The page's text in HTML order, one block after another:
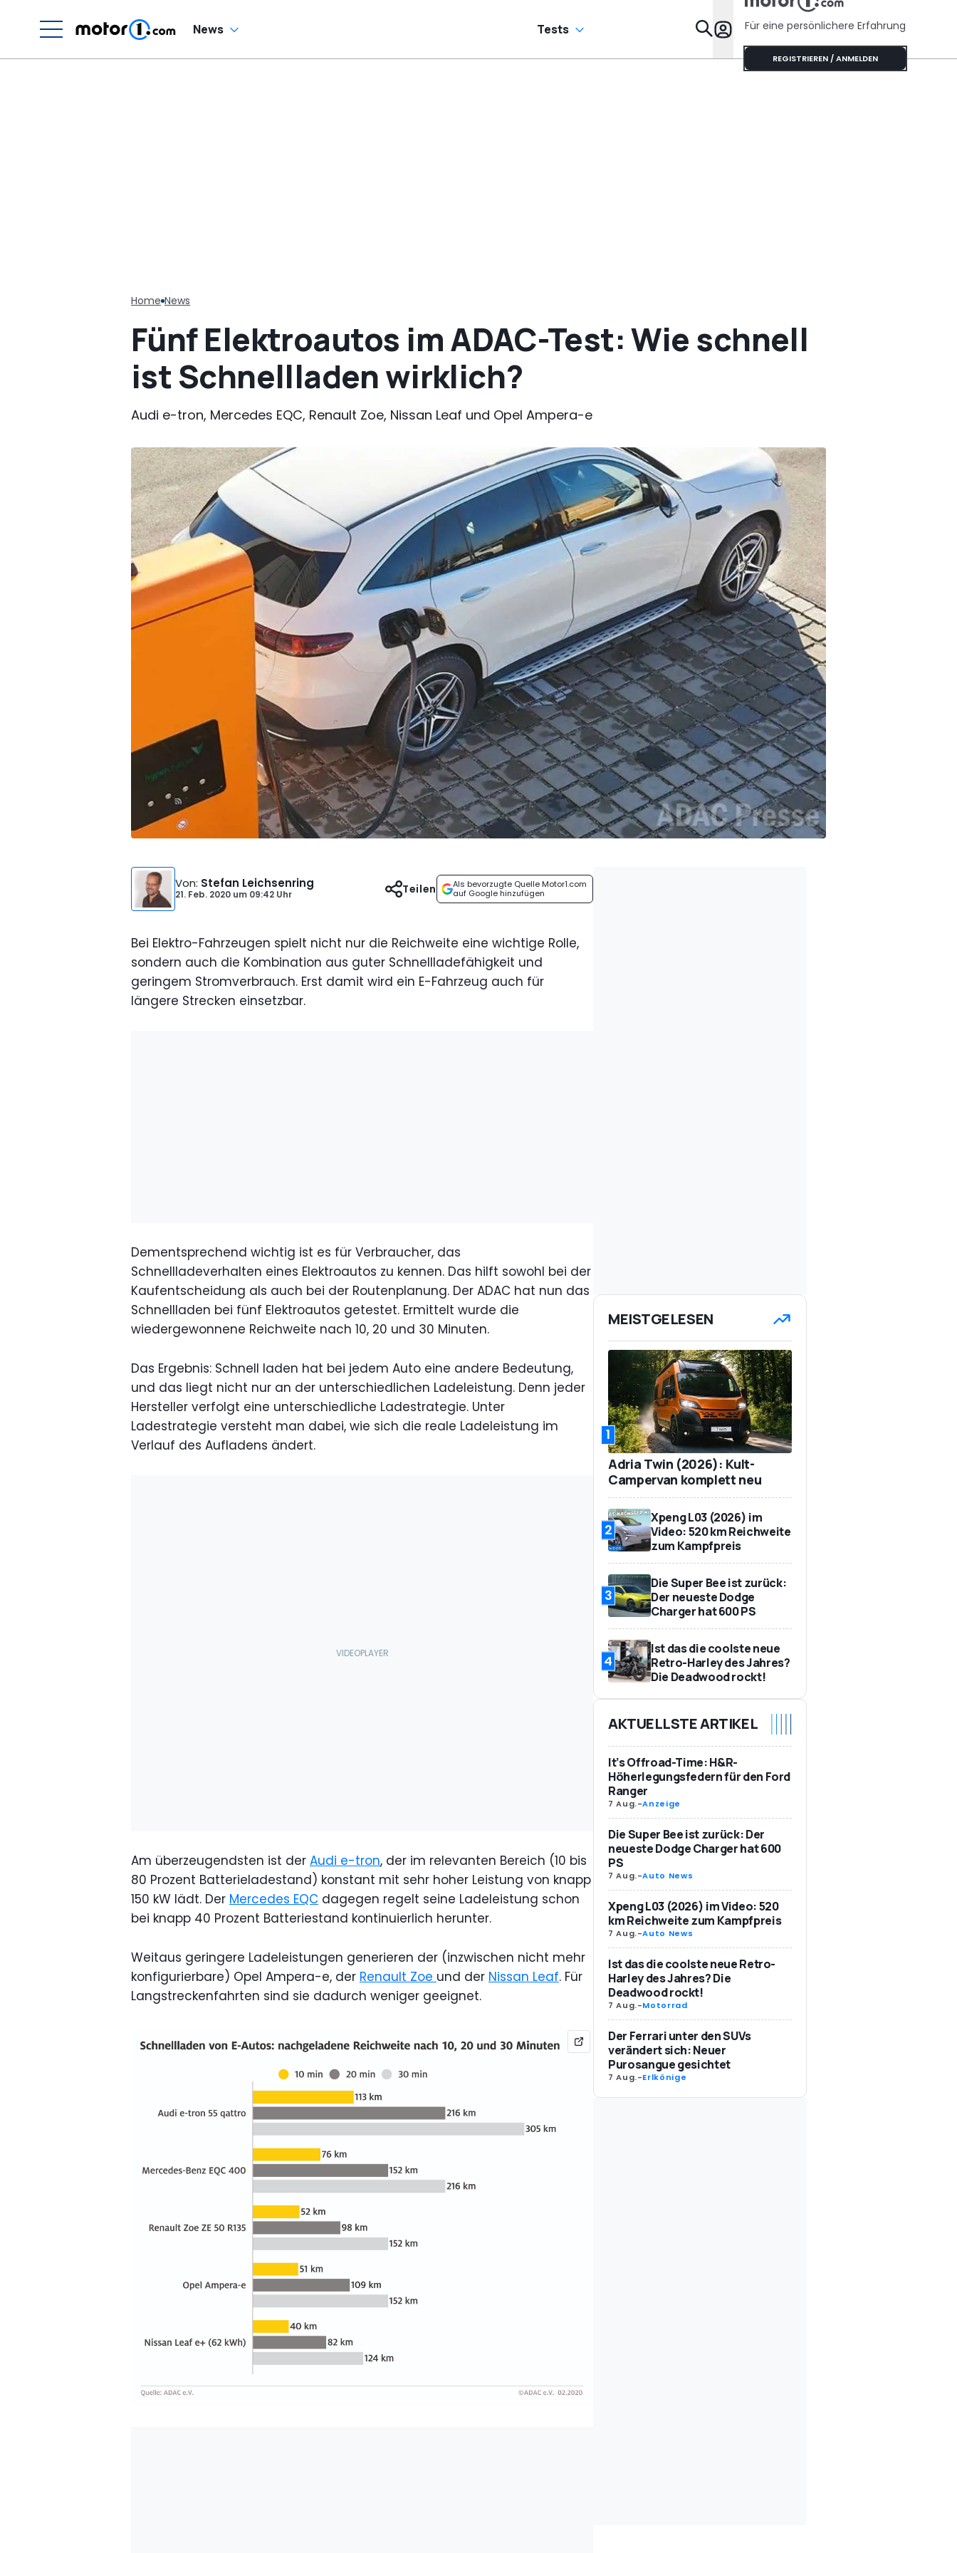
News Tests Specials
Für eine persönlichere Erfahrung
REGISTRIEREN / ANMELDEN
Home News
Fünf Elektroautos im ADAC-Test: Wie schnell
ist Schnellladen wirklich?
Audi e-tron, Mercedes EQC, Renault Zoe, Nissan Leaf und Opel Ampera-e
Von: Stefan Leichsenring
21. Feb. 2020 um 09:42 Uhr
Als bevorzugte Quelle Motor1.com
auf Google hinzufügen
Teilen
Bei Elektro-Fahrzeugen spielt nicht nur die Reichweite eine wichtige Rolle,
sondern auch die Kombination aus guter Schnellladefähigkeit und
geringem Stromverbrauch. Erst damit wird ein E-Fahrzeug auch für
längere Strecken einsetzbar.
Dementsprechend wichtig ist es für Verbraucher, das
Schnellladeverhalten eines Elektroautos zu kennen. Das hilft sowohl bei der
Kaufentscheidung als auch bei der Routenplanung. Der ADAC hat nun das
Schnellladen bei fünf Elektroautos getestet. Ermittelt wurde die
wiedergewonnene Reichweite nach 10, 20 und 30 Minuten.
Das Ergebnis: Schnell laden hat bei jedem Auto eine andere Bedeutung,
und das liegt nicht nur an der unterschiedlichen Ladeleistung. Denn jeder
Hersteller verfolgt eine unterschiedliche Ladestrategie. Unter
Ladestrategie versteht man dabei, wie sich die reale Ladeleistung im
Verlauf des Aufladens ändert.
Am überzeugendsten ist der Audi e-tron, der im relevanten Bereich (10 bis
80 Prozent Batterieladestand) konstant mit sehr hoher Leistung von knapp
150 kW lädt. Der Mercedes EQC dagegen regelt seine Ladeleistung schon
bei knapp 40 Prozent Batteriestand kontinuierlich herunter.
Weitaus geringere Ladeleistungen generieren der (inzwischen nicht mehr
konfigurierbare) Opel Ampera-e, der Renault Zoe und der Nissan Leaf. Für
Langstreckenfahrten sind sie dadurch weniger geeignet.
MEISTGELESEN
1
Adria Twin (2026): Kult-
Campervan komplett neu
2
Xpeng L03 (2026) im
Video: 520 km Reichweite
zum Kampfpreis
3
Die Super Bee ist zurück:
Der neueste Dodge
Charger hat 600 PS
4
Ist das die coolste neue
Retro-Harley des Jahres?
Die Deadwood rockt!
AKTUELLSTE ARTIKEL
It’s Offroad-Time: H&R-
Höherlegungsfedern für den Ford
Ranger
7 Aug.-Anzeige
Die Super Bee ist zurück: Der
neueste Dodge Charger hat 600
PS
7 Aug.-Auto News
Xpeng L03 (2026) im Video: 520
km Reichweite zum Kampfpreis
7 Aug.-Auto News
Ist das die coolste neue Retro-
Harley des Jahres? Die
Deadwood rockt!
7 Aug.-Motorrad
Der Ferrari unter den SUVs
verändert sich: Neuer
Purosangue gesichtet
7 Aug.-Erlkönige